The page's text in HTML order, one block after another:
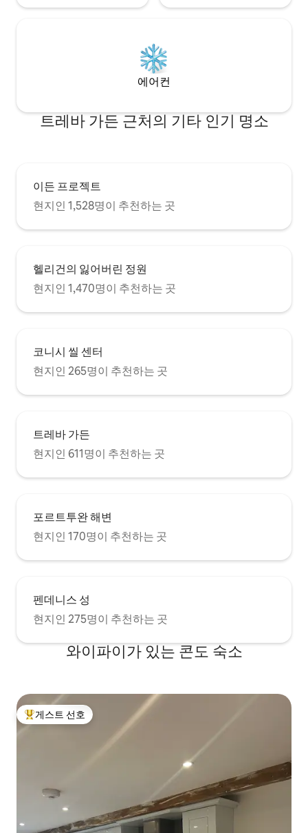
에어컨
트레바 가든 근처의 기타 인기 명소
이든 프로젝트
현지인 1,528명이 추천하는 곳
헬리건의 잃어버린 정원
현지인 1,470명이 추천하는 곳
코니시 씰 센터
현지인 265명이 추천하는 곳
트레바 가든
현지인 611명이 추천하는 곳
포르트투완 해변
현지인 170명이 추천하는 곳
펜데니스 성
현지인 275명이 추천하는 곳
와이파이가 있는 콘도 숙소
상위 게스트 선호
게스트 선호